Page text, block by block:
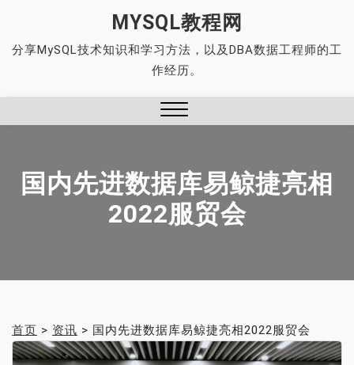
content
MYSQL教程网
分享MySQL技术知识和学习方法，以及DBA数据工程师的工
作经历。
国内先进数据库易鲸捷亮相
2022服贸会
首页 > 资讯 > 国内先进数据库易鲸捷亮相2022服贸会